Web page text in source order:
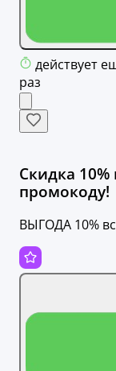
действует
раз
Скидка
промокоду!
ВЫГОДА 10%